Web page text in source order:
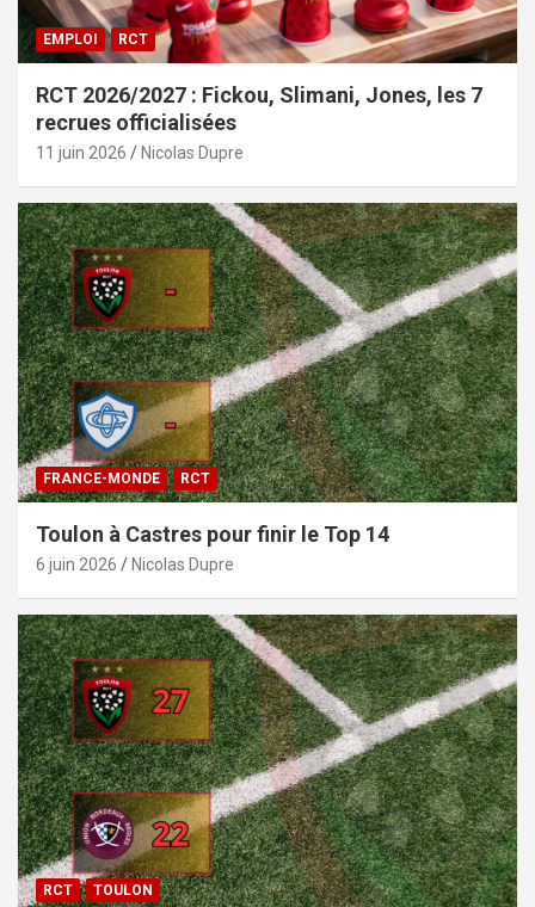
EMPLOI RCT
RCT 2026/2027 : Fickou, Slimani, Jones, les 7
recrues officialisées
11 juin 2026 Nicolas Dupre
FRANCE-MONDE RCT
Toulon à Castres pour finir le Top 14
6 juin 2026 Nicolas Dupre
RCT TOULON